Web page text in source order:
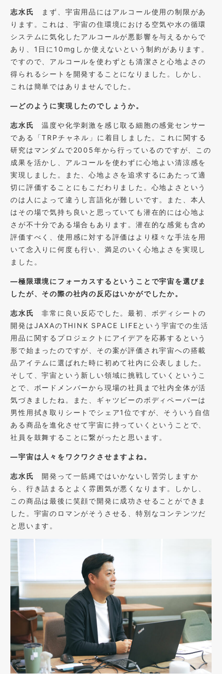
志水氏 まず、宇宙用品にはアルコール使用の制限があ
ります。これは、宇宙の住環境における空気や水の循環
システムに気化したアルコールが悪影響を与えるからで
あり、1日に10mgしか使えないという制約があります。
ですので、アルコールを使わずとも清潔さと心地よさの
得られるシートを開発することになりました。しかし、
これは簡単ではありませんでした。
―どのように実現したのでしょうか。
志水氏 温度や化学刺激を感じ取る細胞の感覚センサー
である「TRPチャネル」に着目しました。これに関する
研究はマンダムで2005年から行っているのですが、この
成果を活かし、アルコールを使わずに心地よい清涼感を
実現しました。また、心地よさを追求するにあたって適
切に評価することにもこだわりました。心地よさという
のは人によって違うし言語化が難しいです。また、本人
はその場で気持ち良いと思っていても潜在的には心地よ
さが不十分である場合もあります。潜在的な感覚も含め
評価すべく、使用感に対する評価はより様々な手法を用
いて念入りに何度も行い、満足のいく心地よさを実現し
ました。
―極限環境にフォーカスするということで宇宙を選びま
したが、その際の社内の反応はいかがでしたか。
志水氏 非常に良い反応でした。最初、ボディシートの
開発はJAXAのTHINK SPACE LIFEという宇宙での生活
用品に関するプロジェクトにアイデアを応募するという
形で始まったのですが、その案が評価され宇宙への搭載
品アイテムに選ばれた時に初めて社内に公表しました。
そして、宇宙という新しい領域に挑戦していくというこ
とで、ボードメンバーから現場の社員まで社内全体が活
気づきましたね。また、ギャツビーのボディペーパーは
男性用拭き取りシートでシェア1位ですが、そういう自信
ある商品を進化させて宇宙に持っていくということで、
社員を鼓舞することに繋がったと思います。
―宇宙は人々をワクワクさせますよね。
志水氏 開発って一筋縄ではいかないし苦労しますか
ら、行き詰まるとよく雰囲気が悪くなります。しかし、
この商品は最後に笑顔で開発に成功させることができま
した。宇宙のロマンがそうさせる、特別なコンテンツだ
と思います。